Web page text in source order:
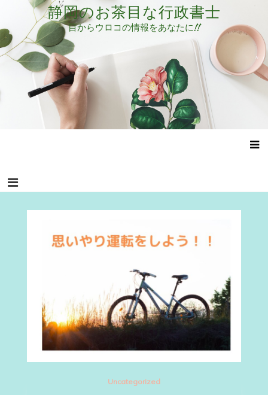
テ
ン
ツ
キ
静岡のお茶目な行政書士
目からウロコの情報をあなたに!!
Uncategorized